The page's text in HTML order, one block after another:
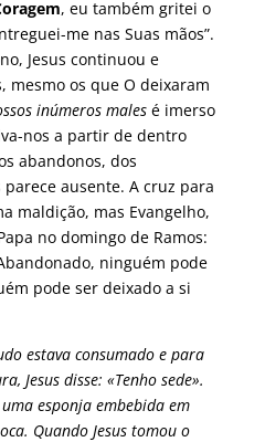
, eu também gritei o
me nas Suas mãos”.
Jesus continuou e
mesmo os que O deixaram
inúmeros males é imerso
nos a partir de dentro
abandonos, dos
ausente. A cruz para
maldição, mas Evangelho,
no domingo de Ramos:
ninguém pode
pode ser deixado a si
estava consumado e para
Jesus disse: «Tenho sede».
esponja embebida em
Quando Jesus tomou o